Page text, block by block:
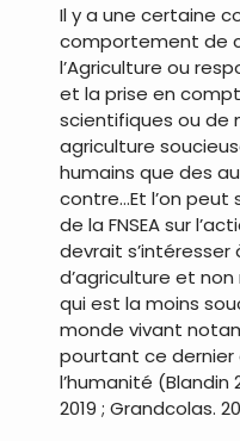
Il y a une certaine
comportement de
l’Agriculture ou
et la prise en
scientifiques ou de
agriculture
humains que des
contre…Et l’on peut
de la FNSEA sur
devrait
d’agriculture et
qui est la moins
monde vivant
pourtant ce dernier
l’humanité (Blandin
2019 ; Grandcolas.